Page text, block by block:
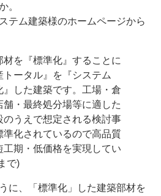
。
テム建築様のホームページから
を『標準化』することに
トータル』を『システム
』した建築です。工場・倉
舗・最終処分場等に適した
のうえで想定される検討事
準化されているので高品質
工期・低価格を実現してい
で)
に、「標準化」した建築部材を